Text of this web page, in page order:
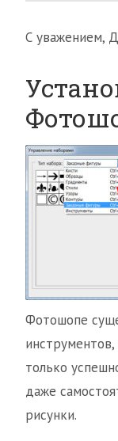
С уважением,
Фотошопе
только
даже
рисунки.